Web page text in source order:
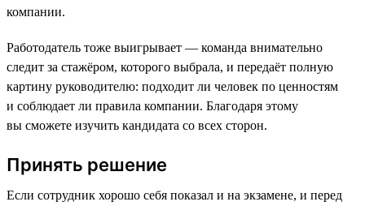
компании.
Работодатель тоже выигрывает — команда внимательно
следит за стажёром, которого выбрала, и передаёт полную
картину руководителю: подходит ли человек по ценностям
и соблюдает ли правила компании. Благодаря этому
вы сможете изучить кандидата со всех сторон.
Принять решение
Если сотрудник хорошо себя показал и на экзамене, и перед